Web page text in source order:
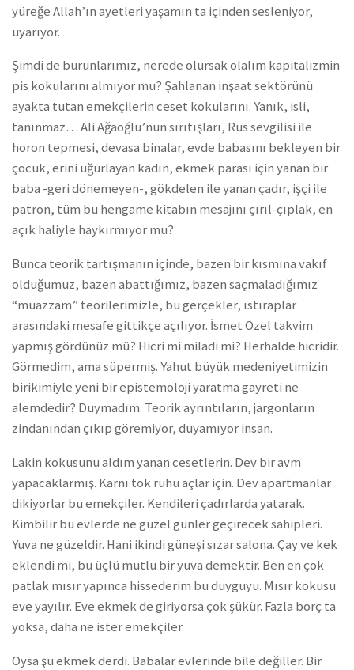
yüreğe Allah’ın ayetleri yaşamın ta içinden sesleniyor,
uyarıyor.
Şimdi de burunlarımız, nerede olursak olalım kapitalizmin
pis kokularını almıyor mu? Şahlanan inşaat sektörünü
ayakta tutan emekçilerin ceset kokularını. Yanık, isli,
tanınmaz… Ali Ağaoğlu’nun sırıtışları, Rus sevgilisi ile
horon tepmesi, devasa binalar, evde babasını bekleyen bir
çocuk, erini uğurlayan kadın, ekmek parası için yanan bir
baba -geri dönemeyen-, gökdelen ile yanan çadır, işçi ile
patron, tüm bu hengame kitabın mesajını çırıl-çıplak, en
açık haliyle haykırmıyor mu?
Bunca teorik tartışmanın içinde, bazen bir kısmına vakıf
olduğumuz, bazen abattığımız, bazen saçmaladığımız
“muazzam” teorilerimizle, bu gerçekler, ıstıraplar
arasındaki mesafe gittikçe açılıyor. İsmet Özel takvim
yapmış gördünüz mü? Hicri mi miladi mi? Herhalde hicridir.
Görmedim, ama süpermiş. Yahut büyük medeniyetimizin
birikimiyle yeni bir epistemoloji yaratma gayreti ne
alemdedir? Duymadım. Teorik ayrıntıların, jargonların
zindanından çıkıp göremiyor, duyamıyor insan.
Lakin kokusunu aldım yanan cesetlerin. Dev bir avm
yapacaklarmış. Karnı tok ruhu açlar için. Dev apartmanlar
dikiyorlar bu emekçiler. Kendileri çadırlarda yatarak.
Kimbilir bu evlerde ne güzel günler geçirecek sahipleri.
Yuva ne güzeldir. Hani ikindi güneşi sızar salona. Çay ve kek
eklendi mi, bu üçlü mutlu bir yuva demektir. Ben en çok
patlak mısır yapınca hissederim bu duyguyu. Mısır kokusu
eve yayılır. Eve ekmek de giriyorsa çok şükür. Fazla borç ta
yoksa, daha ne ister emekçiler.
Oysa şu ekmek derdi. Babalar evlerinde bile değiller. Bir